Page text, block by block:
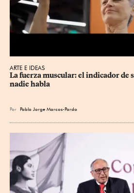
ARTE E IDEAS
La fuerza muscular: el indicador de
nadie habla
Por Pablo Jorge Marcos-Pardo